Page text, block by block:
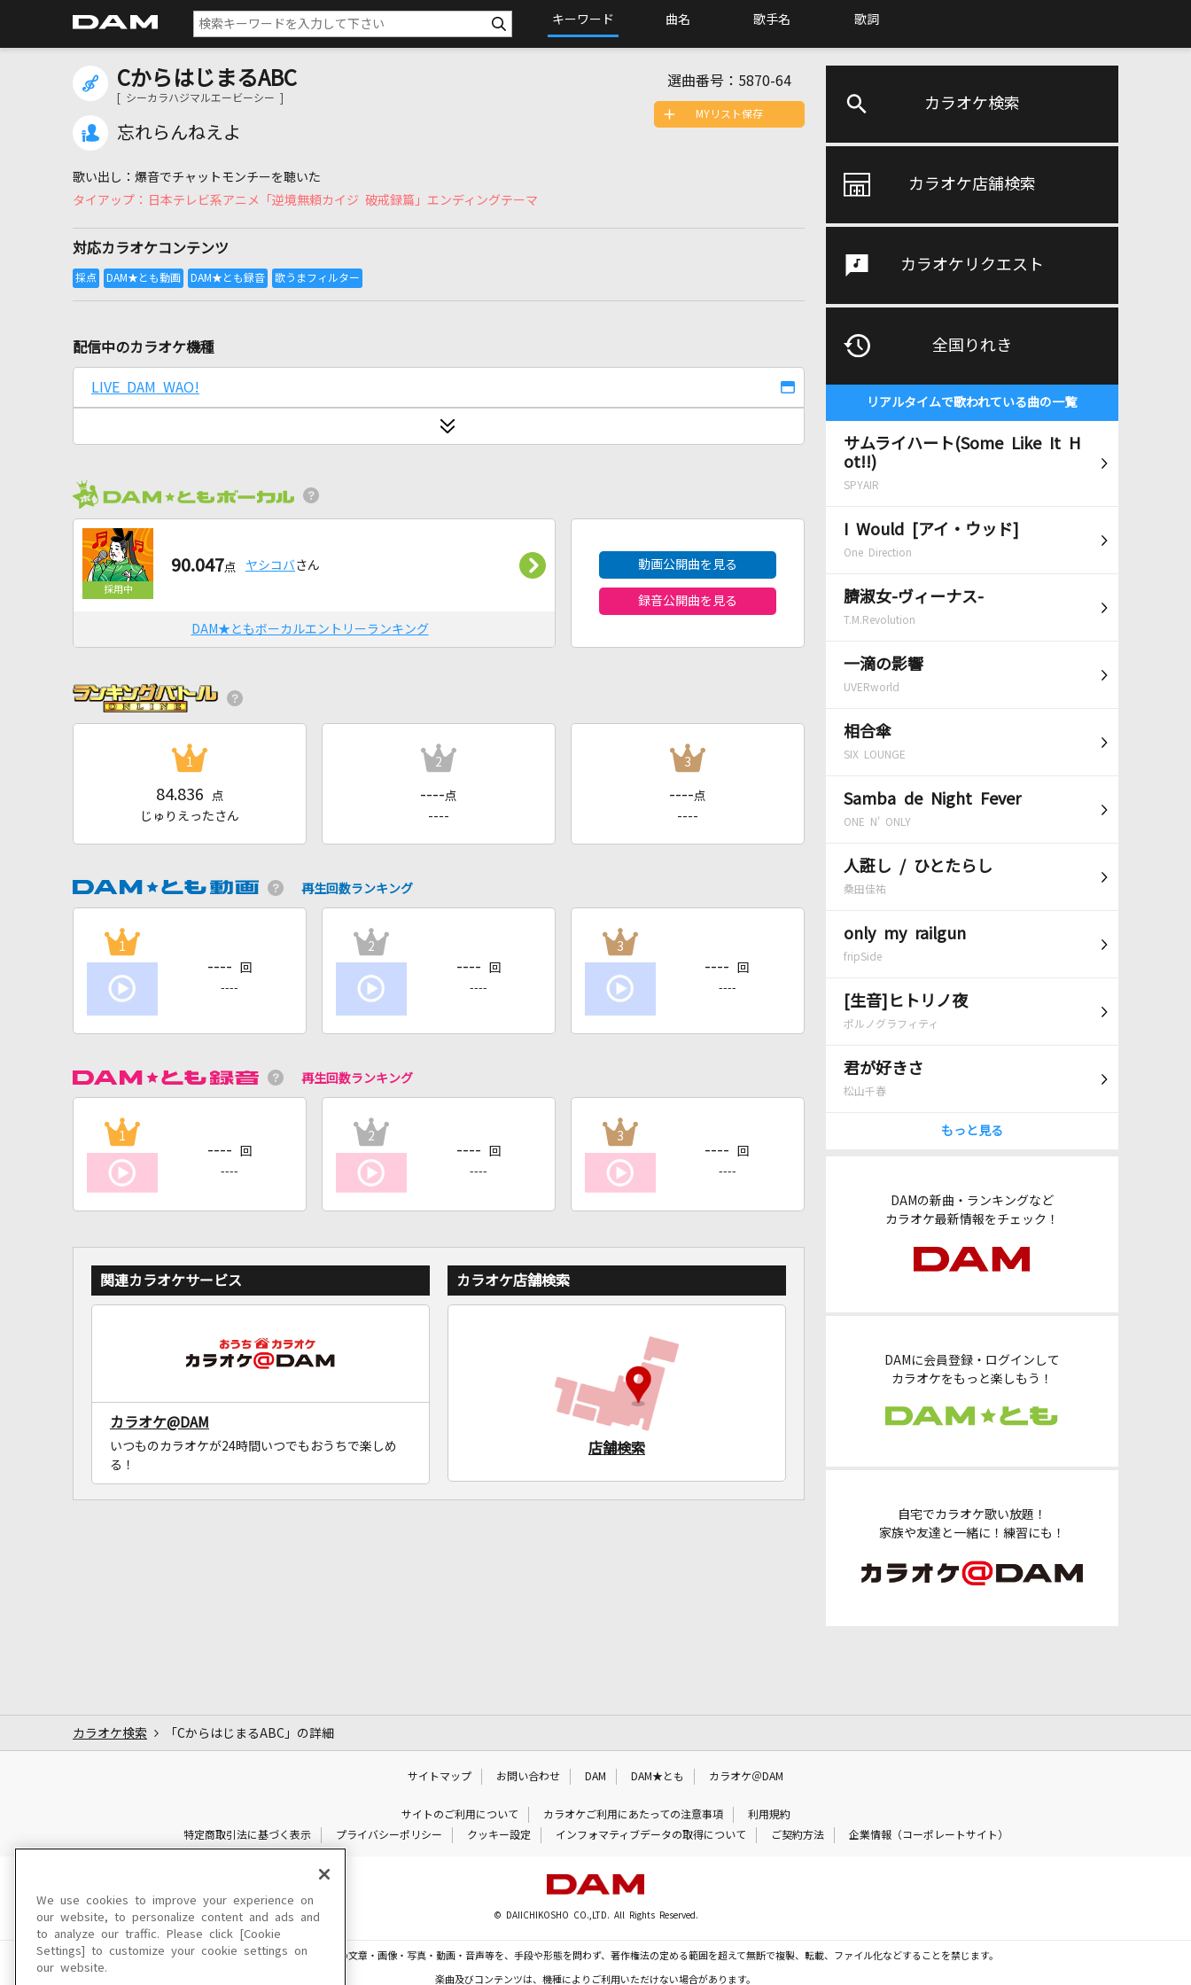
キーワード 曲名 歌手名 歌詞
カラオケ検索
カラオケ店舗検索
カラオケリクエスト
全国りれき
リアルタイムで歌われている曲の一覧
サムライハート(Some Like It H
ot!!)
SPYAIR
I Would [アイ・ウッド]
One Direction
臍淑女-ヴィーナス-
T.M.Revolution
一滴の影響
UVERworld
相合傘
SIX LOUNGE
Samba de Night Fever
ONE N' ONLY
人誑し / ひとたらし
桑田佳祐
only my railgun
fripSide
[生音]ヒトリノ夜
ポルノグラフィティ
君が好きさ
松山千春
もっと見る
DAMの新曲・ランキングなど
カラオケ最新情報をチェック！
DAMに会員登録・ログインして
カラオケをもっと楽しもう！
自宅でカラオケ歌い放題！
家族や友達と一緒に！練習にも！
CからはじまるABC
[ シーカラハジマルエービーシー ]
忘れらんねえよ
選曲番号： 5870-64
爆音でチャットモンチーを聴いた
日本テレビ系アニメ「逆境無頼カイジ 破戒録篇」エンディングテーマ
対応カラオケコンテンツ
MYリスト保存
配信中のカラオケ機種
LIVE DAM WAO!
90.047点 ヤシコバさん
DAM★ともボーカルエントリーランキング
動画公開曲を見る
録音公開曲を見る
1
84.836
点
じゅりえったさん
2
---- 点
----
3
---- 点
----
再生回数ランキング
1
---- 回
----
2
---- 回
----
3
---- 回
----
再生回数ランキング
1
---- 回
----
2
---- 回
----
3
---- 回
----
関連カラオケサービス
カラオケ@DAM
いつものカラオケが24時間いつでもおうちで楽しめ
る！
カラオケ店舗検索
店舗検索
カラオケ検索 「CからはじまるABC」の詳細
サイトマップ お問い合わせ DAM DAM★とも カラオケ＠DAM
サイトのご利用について カラオケご利用にあたっての注意事項
利用規約
特定商取引法に基づく表示
プライバシーポリシー クッキー設定 インフォマティブデータの取得について ご契約方法 企業情報（コーポレートサイト）
© DAIICHIKOSHO CO.,LTD. All Rights Reserved.
このサイトに掲載されている一切の文章・画像・写真・動画・音声等を、手段や形態を問わず、著作権法の定める範囲を超えて無断で複製、転載、ファイル化などすることを禁じます。
楽曲及びコンテンツは、機種によりご利用いただけない場合があります。
We use cookies to improve your experience on
our website, to personalize content and ads and
to analyze our traffic. Please click [Cookie
Settings] to customize your cookie settings on
our website.